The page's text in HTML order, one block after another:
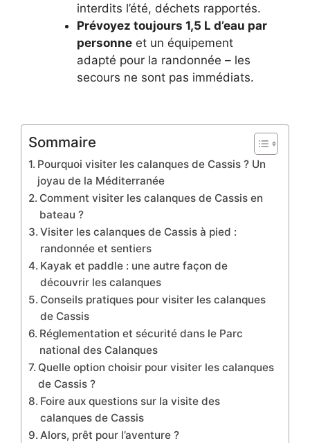
interdits l’été, déchets rapportés.
Prévoyez toujours 1,5 L d’eau par
personne et un équipement
adapté pour la randonnée – les
secours ne sont pas immédiats.
Sommaire
Pourquoi visiter les calanques de Cassis ? Un
joyau de la Méditerranée
Comment visiter les calanques de Cassis en
bateau ?
Visiter les calanques de Cassis à pied :
randonnée et sentiers
Kayak et paddle : une autre façon de
découvrir les calanques
Conseils pratiques pour visiter les calanques
de Cassis
Réglementation et sécurité dans le Parc
national des Calanques
Quelle option choisir pour visiter les calanques
de Cassis ?
Foire aux questions sur la visite des
calanques de Cassis
Alors, prêt pour l’aventure ?